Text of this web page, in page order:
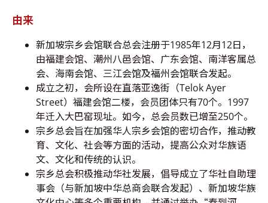
由来
新加坡宗乡会馆联合总会注册于1985年12月12日，
由福建会馆、潮州八邑会馆、广东会馆、南洋客属总
会、海南会馆、三江会馆及福州会馆联合发起。
成立之初，会所设在直落亚逸街（Telok Ayer
Street）福建会馆二楼，会员团体只有70个。1997
年迁入大巴窑现址。如今，总会员数已增至250个。
宗乡总会旨在加强华人宗乡会馆的密切合作，推动教
育、文化、社会等方面的活动，提高公众对华族语
文、文化和传统的认识。
宗乡总会积极推动华社发展，倡导成立了华社自助理
事会（与新加坡中华总商会联合发起）、新加坡华族